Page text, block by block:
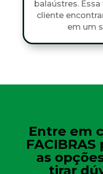
balaústres.
cliente
em um
Entre em
as
tirar